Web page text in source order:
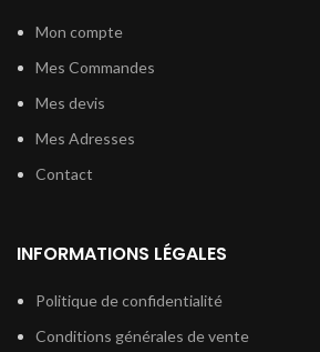
Mon compte
Mes Commandes
Mes devis
Mes Adresses
Contact
INFORMATIONS LÉGALES
Politique de confidentialité
Conditions générales de vente